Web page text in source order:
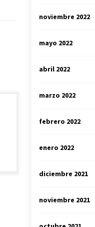
noviembre 2022
mayo 2022
abril 2022
marzo 2022
febrero 2022
enero 2022
diciembre 2021
noviembre 2021